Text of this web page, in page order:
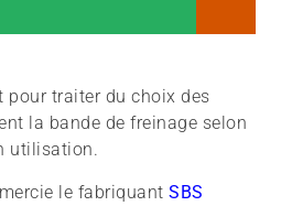
pour traiter du choix des
la bande de freinage selon
utilisation.
le fabriquantSBS